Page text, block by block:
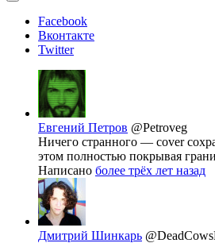
Facebook
Вконтакте
Twitter
Евгений Петров @Petroveg
Ничего странного — cover
этом полностью покрывая
Написано более трёх лет назад
Дмитрий Шинкарь